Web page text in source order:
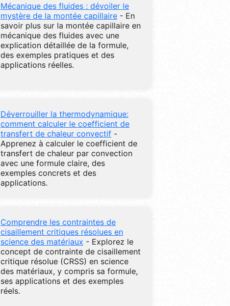
Mécanique des fluides : dévoiler le
mystère de la montée capillaire - En
savoir plus sur la montée capillaire en
mécanique des fluides avec une
explication détaillée de la formule,
des exemples pratiques et des
applications réelles.
Déverrouiller la thermodynamique:
comment calculer le coefficient de
transfert de chaleur convectif -
Apprenez à calculer le coefficient de
transfert de chaleur par convection
avec une formule claire, des
exemples concrets et des
applications.
Comprendre les contraintes de
cisaillement critiques résolues en
science des matériaux - Explorez le
concept de contrainte de cisaillement
critique résolue (CRSS) en science
des matériaux, y compris sa formule,
ses applications et des exemples
réels.